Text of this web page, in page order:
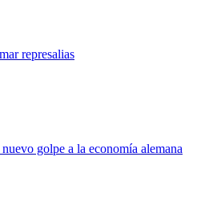
represalias
golpe a la economía alemana